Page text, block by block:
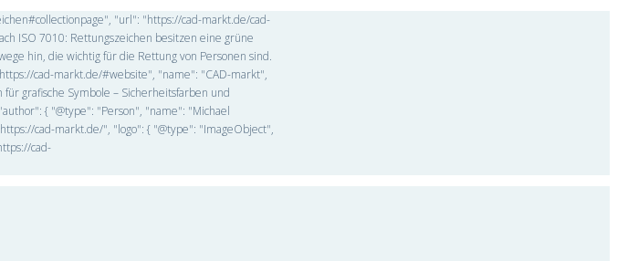
"url": "https://cad-markt.de/cad-
ISO 7010: Rettungszeichen besitzen eine grüne
hin, die wichtig für die Rettung von Personen sind.
cad-markt.de/#website", "name": "CAD-markt",
grafische Symbole – Sicherheitsfarben und
{ "@type": "Person", "name": "Michael
cad-markt.de/", "logo": { "@type": "ImageObject",
cad-